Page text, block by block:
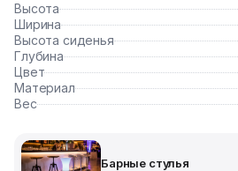
Высота
Ширина
Высота сиденья
Глубина
Цвет
Материал
Вес
Барные стулья